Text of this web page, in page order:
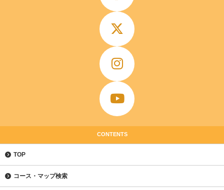
CONTENTS
TOP
コース・マップ検索